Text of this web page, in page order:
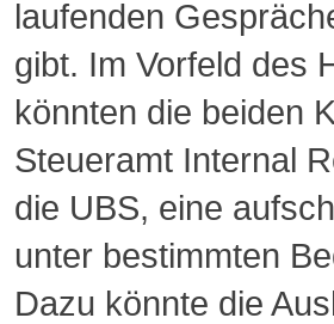
laufenden
gibt. Im Vorfeld des
könnten die beiden
Steueramt Internal
die UBS, eine
unter bestimmten
Dazu könnte die